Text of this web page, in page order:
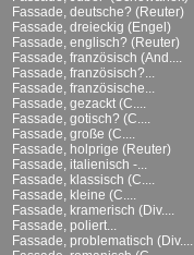
Fassade, deutsche? (Reuter)
Fassade, dreieckig (Engel)
Fassade, englisch? (Reuter)
Fassade, französisch (And....
Fassade, französisch?...
Fassade, französische...
Fassade, gezackt (C....
Fassade, gotisch? (C....
Fassade, große (C....
Fassade, holprige (Reuter)
Fassade, italienisch -...
Fassade, klassisch (C....
Fassade, kleine (C....
Fassade, kramerisch (Div....
Fassade, poliert...
Fassade, problematisch (Div....